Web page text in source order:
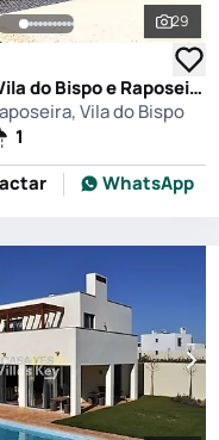
Ver
29
Moradia T2 em Vila do Bispo e Raposeira, Vila do Bispo
Vila do Bispo
1
WhatsApp